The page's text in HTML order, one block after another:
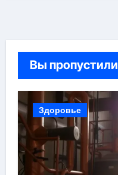
Вы пропустили
Здоровье